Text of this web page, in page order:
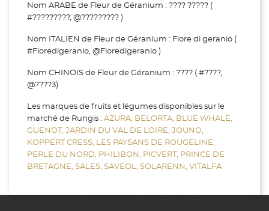
Nom ARABE de Fleur de Géranium : ???? ????? (
#?????????, @????????? )
Nom ITALIEN de Fleur de Géranium : Fiore di geranio (
#Fioredigeranio, @Fioredigeranio )
Nom CHINOIS de Fleur de Géranium : ???? ( #????,
@????3)
Les marques de fruits et légumes disponibles sur le
marché de Rungis : AZURA, BELORTA, BLUE WHALE,
GUENOT, JARDIN DU VAL DE LOIRE, JOUNO,
KOPPERT CRESS, LES PAYSANS DE ROUGELINE,
PERLE DU NORD, PHILIBON, PICVERT, PRINCE DE
BRETAGNE, SALES, SAVEOL, SOLARENN, VITALFA